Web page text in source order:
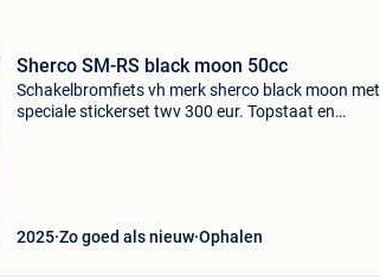
Sherco SM-RS black moon 50cc
Schakelbromfiets vh merk sherco black moon met
speciale stickerset twv 300 eur. Topstaat en
2025 Zo goed als nieuw Ophalen